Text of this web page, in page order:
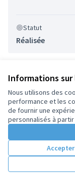
Informations
Nous utilisons des
performance et les
de fournir une
personnalisés à partir
Statut
Réalisée
Conditions
Paramètres des
(Lien externe)Open
Decidim
.